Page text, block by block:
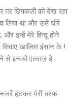
पर छिपकली को देख रहा
लिया था और उसे धीरे
और इन्हें मेरे हिन्दू होने
खालिस इंसान के !
से इनको एतराज़ है…
नजरें हटकर मेरी तरफ